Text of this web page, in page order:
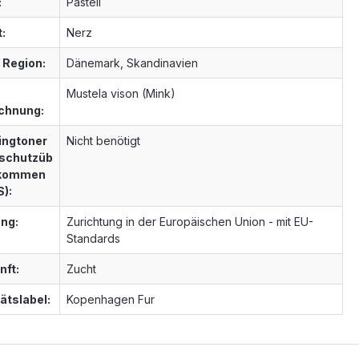
Nerz
Region: Dänemark, Skandinavien
Mustela vison (Mink)
Nicht benötigt
Zurichtung in der Europäischen Union - mit EU-
Standards
Zucht
Kopenhagen Fur